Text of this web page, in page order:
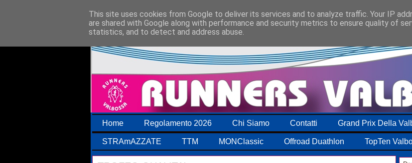
Home Regolamento 2026 Chi Siamo Contatti Grand Prix Della
STRAmAZZATE TTM MONClassic Offroad Duathlon TopTen
This site uses cookies from Google to deliver its services and to analyze traffic. Your IP
are shared with Google along with performance and security metrics to ensure quality of
statistics, and to detect and address abuse.